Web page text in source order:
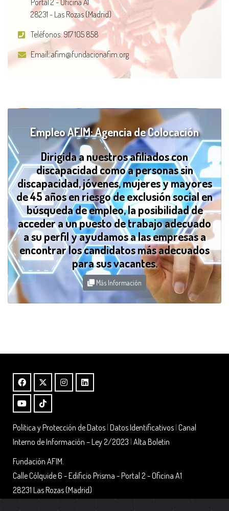
28231 - Las Rozas (Madrid)
Teléfonos:917 105 858
Email:afim@fundacionafim.org
Empleo AFIM: Agencia de Colocación
Dirigida a nuestros afiliados con
discapacidad como a personas sin
discapacidad, jóvenes, mujeres y mayores
de 45 años en riesgo de exclusión social en
búsqueda de empleo, la posibilidad de
acceder a un puesto de trabajo adecuado
a su perfil y ayudamos a las empresas a
encontrar los candidatos más adecuados
para sus vacantes.
Más Información
Política y Protección de Datos Datos Identificativos Canal
Interno de Información – Ley 2/2023 Alta Boletin
Fundación AFIM.
Calle Cólquide 6 - Edificio Prisma - Portal 2 - Oficina A1
28231 Las Rozas (Madrid)